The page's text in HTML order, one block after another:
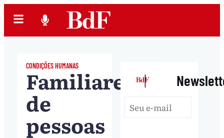
CONDIÇÕES HUMANAS
Familiares
de
pessoas
|